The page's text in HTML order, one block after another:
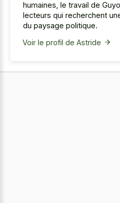
humaines, le travail de
lecteurs qui recherchent
du paysage politique.
Voir le profil de Astride